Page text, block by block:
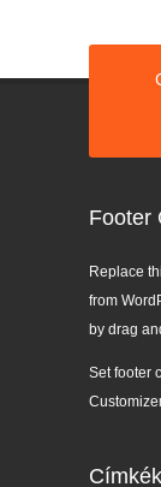
Footer
Replace
from
by drag
Set footer
Címkék